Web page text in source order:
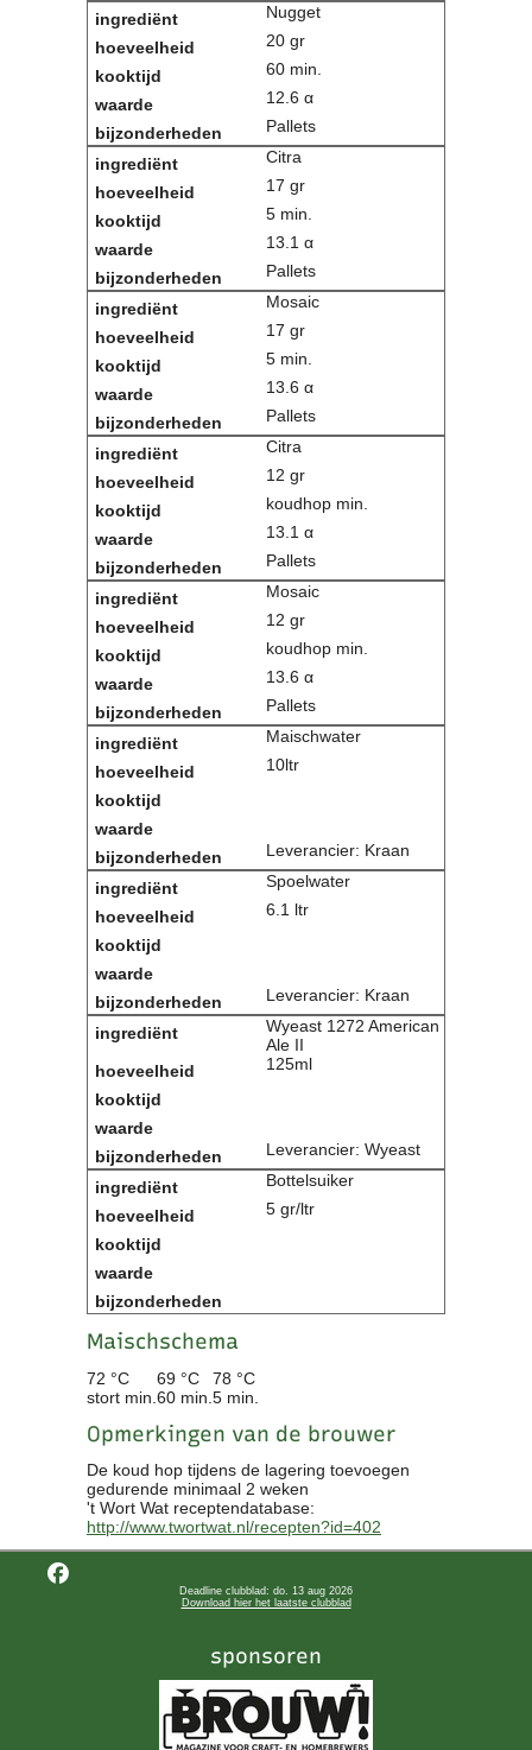
Nugget
20 gr
60 min.
12.6 α
Pallets
Citra
17 gr
5 min.
13.1 α
Pallets
Mosaic
17 gr
5 min.
13.6 α
Pallets
Citra
12 gr
koudhop min.
13.1 α
Pallets
Mosaic
12 gr
koudhop min.
13.6 α
Pallets
Maischwater
10ltr
Leverancier: Kraan
Spoelwater
6.1 ltr
Leverancier: Kraan
Wyeast 1272 American
Ale II
125ml
Leverancier: Wyeast
Bottelsuiker
5 gr/ltr
Maischschema
72 °C 69 °C
78 °C
stort min. 60 min. 5 min.
Opmerkingen van de brouwer
De koud hop tijdens de lagering toevoegen
gedurende minimaal 2 weken
't Wort Wat receptendatabase:
http://www.twortwat.nl/recepten?id=402
Sponsoren
Inloggen
Deadline clubblad: do. 13 aug 2026
Download hier het laatste clubblad
sponsoren